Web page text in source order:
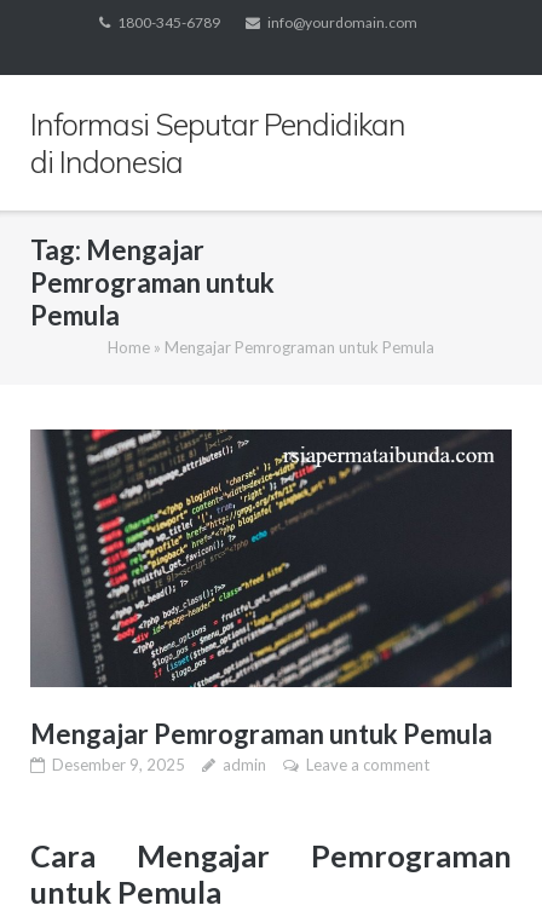
content
1800-345-6789 info@yourdomain.com
Informasi Seputar Pendidikan
di Indonesia
Tag: Mengajar
Pemrograman untuk
Pemula
Home » Mengajar Pemrograman untuk Pemula
Mengajar Pemrograman untuk Pemula
Desember 9, 2025 admin Leave a comment
Cara Mengajar Pemrograman
untuk Pemula